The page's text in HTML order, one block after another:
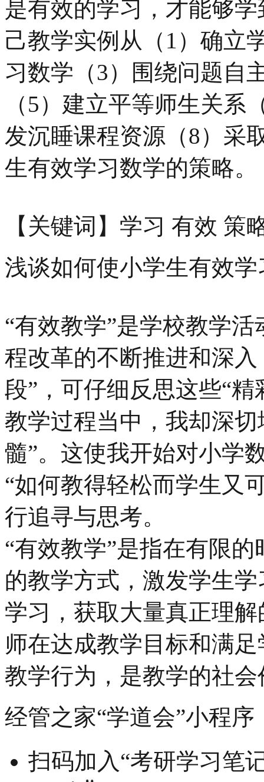
是有效的学习，才能够
己教学实例从（1）确立
习数学（3）围绕问题自
（5）建立平等师生关系
发沉睡课程资源（8）采
生有效学习数学的策略。
【关键词】学习 有效 策
浅谈如何使小学生有效
“有效教学”是学校教学
程改革的不断推进和深
段”，可仔细反思这些“
教学过程当中，我却深
髓”。这使我开始对小学
“如何教得轻松而学生又
行追寻与思考。
“有效教学”是指在有限
的教学方式，激发学生
学习，获取大量真正理
师在达成教学目标和满
教学行为，是教学的社
经管之家“学道会”小程序
扫码加入“考研学习笔